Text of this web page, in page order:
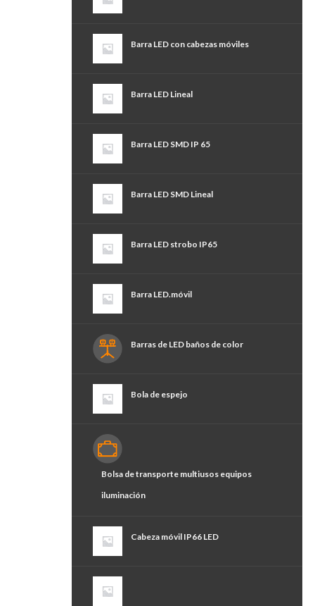
Barra LED con cabezas móviles
Barra LED Lineal
Barra LED SMD IP 65
Barra LED SMD Lineal
Barra LED strobo IP65
Barra LED.móvil
Barras de LED baños de color
Bola de espejo
Bolsa de transporte multiusos equipos
iluminación
Cabeza móvil IP66 LED